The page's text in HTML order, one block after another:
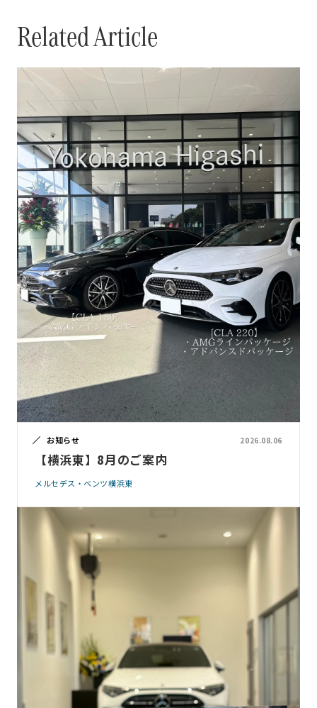
Related Article
お知らせ 2026.08.06
【横浜東】8月のご案内
メルセデス・ベンツ横浜東